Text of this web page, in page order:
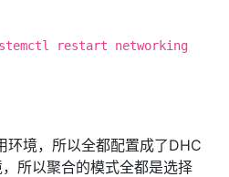
restart networking
环境，所以全都配置成了DHC
所以聚合的模式全都是选择